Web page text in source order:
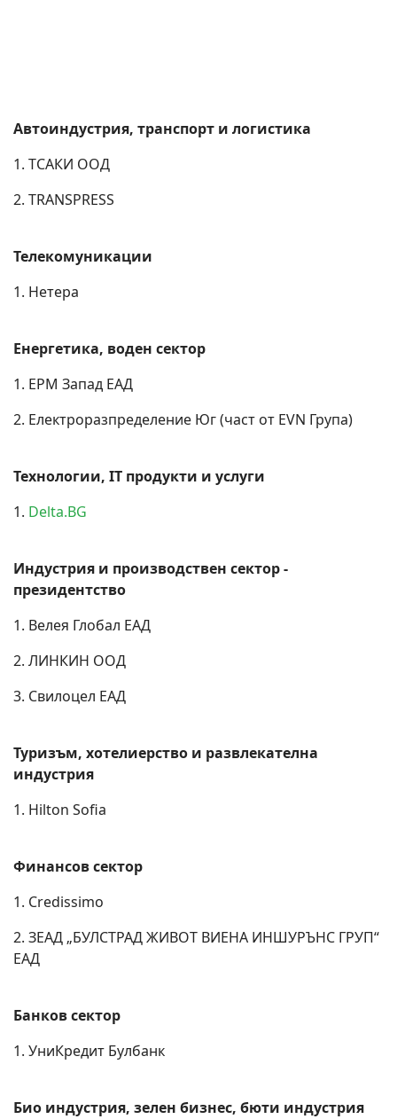
Автоиндустрия, транспорт и логистика
1. ТСАКИ ООД
2. TRANSPRESS
Телекомуникации
1. Нетера
Енергетика, воден сектор
1. ЕРМ Запад ЕАД
2. Електроразпределение Юг (част от EVN Група)
Технологии, IT продукти и услуги
1. Delta.BG
Индустрия и производствен сектор -
президентство
1. Велея Глобал ЕАД
2. ЛИНКИН ООД
3. Свилоцел ЕАД
Туризъм, хотелиерство и развлекателна
индустрия
1. Hilton Sofia
Финансов сектор
1. Credissimo
2. ЗЕАД „БУЛСТРАД ЖИВОТ ВИЕНА ИНШУРЪНС ГРУП“
ЕАД
Банков сектор
1. УниКредит Булбанк
Био индустрия, зелен бизнес, бюти индустрия